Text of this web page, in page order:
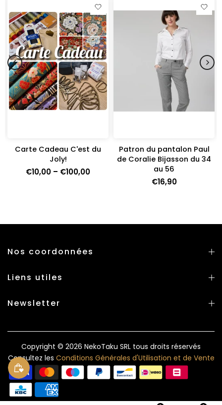
Carte Cadeau C'est du
Joly!
€10,00 – €100,00
Patron du pantalon Paul
de Coralie Bijasson du 34
au 56
€16,90
Nos coordonnées
Liens utiles
Newsletter
Copyright © 2026 NekoTaku SRL tous droits réservés
Consultez les Conditions Générales d'Utilisation et de Vente